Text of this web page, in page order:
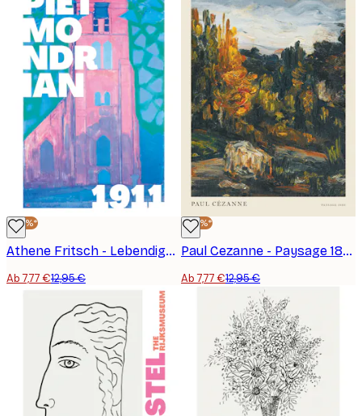
-40%*
Athene Fritsch - Lebendige Fassade 1911 Poster
Ab 7,77 €12,95 €
-40%*
Paul Cezanne - Paysage 1866 Poster
Ab 7,77 €12,95 €